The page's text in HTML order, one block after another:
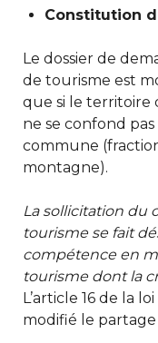
Constitution
Le dossier de
de tourisme est
que si le territoire
ne se confond
commune
montagne).
Lasollicitation du
tourisme se fait
compétence en
tourisme dont la
L’article 16 de la
modifié le